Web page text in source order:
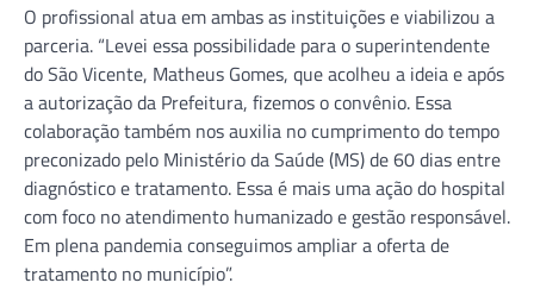
O profissional atua em ambas as instituições e viabilizou a
parceria. “Levei essa possibilidade para o superintendente
do São Vicente, Matheus Gomes, que acolheu a ideia e após
a autorização da Prefeitura, fizemos o convênio. Essa
colaboração também nos auxilia no cumprimento do tempo
preconizado pelo Ministério da Saúde (MS) de 60 dias entre
diagnóstico e tratamento. Essa é mais uma ação do hospital
com foco no atendimento humanizado e gestão responsável.
Em plena pandemia conseguimos ampliar a oferta de
tratamento no município”.